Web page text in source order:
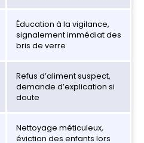
Éducation à la vigilance,
signalement immédiat des
bris de verre
Refus d’aliment suspect,
demande d’explication si
doute
Nettoyage méticuleux,
éviction des enfants lors